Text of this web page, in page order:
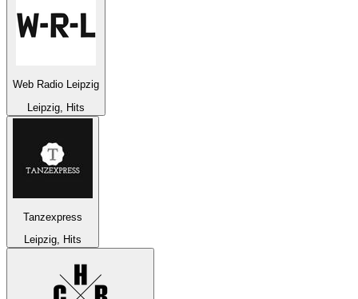
Web Radio Leipzig
Leipzig, Hits
Tanzexpress
Leipzig, Hits